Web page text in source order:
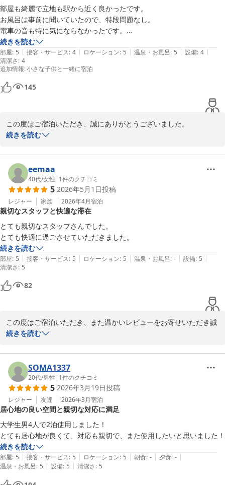
います。カタンのコマにつきましては確認のうえ対応いたします。
この度は誠にありがとうございました。
またお迎えできます日を心よりお待ちしております。
ＪＲ Ｍｏｂｉｌｅ Ｉｎｎ Ｓａｐｐｏｒｏ ｋｏｔｏｎｉ
2026-03-03
部屋も綺麗で立地も駅から近く良かったです。
お風呂は事前に聞いていたので、特段問題なし。
電車の音も特に気にならなかったです。
少し改善案としては、タオルが気のせいかもですが、少しカビ臭さがあ
ったこと。
物干し竿が付いていて良かったのですが、テレビの前で洗濯物を干すと
テレビが見えないので別の場所に欲しかったです。
後チェックインの際に電波が悪いのか全然会話が出来なかった部分が少
ただ楽しい3日間がこの部屋のおかげで快適に過ごせました。
ありがとうございます。
続きを読む
部屋: 5 | 接客・サービス: 4 | ロケーション: 5 | 温泉・お風呂: 5 | 設備: 4 |
清潔さ: 4
追加情報:小さな子供と一緒に宿泊
145
この度はご宿泊いただき、誠にありがとうございました。
と大変嬉しく思います。
一方で、ご不便をおかけした点もあり、申し訳ございません。いた
だいたご意見をもとに改善を検討してまいります。
温かいお言葉をありがとうございました。またのご利用を心よりお
待ちしております。
ＪＲ Ｍｏｂｉｌｅ Ｉｎｎ Ｓａｐｐｏｒｏ ｋｏｔｏｎｉ
2026-02-28
続きを読む
eemaa
40代/女性 | 1件のクチコミ
5 2026年5月1日投稿
レジャー 家族 2026年4月宿泊
親切なスタッフと快適な滞在
とても親切なスタッフさんでした。
とても快適に過ごさせていただきました。
続きを読む
部屋: 5 | 接客・サービス: 5 | ロケーション: 5 | 温泉・お風呂: - | 設備: 5 |
清潔さ: 5
82
この度はご宿泊いただき、また温かいレビューをお寄せいただき誠
にありがとうございます。
スタッフへの嬉しいお言葉をいただき、大変励みになります。ご滞
在中も快適にお過ごしいただけたようで安心いたしました。またお
近くへお越しの際は、ぜひお迎えできますことを心より楽しみにし
ております。
ＪＲ Ｍｏｂｉｌｅ Ｉｎｎ Ｓａｐｐｏｒｏ ｋｏｔｏｎｉ
2026-05-01
続きを読む
SOMA1337
20代/男性 | 1件のクチコミ
5 2026年3月19日投稿
レジャー 友達 2026年3月宿泊
居心地の良い空間と親切な対応に満足
大学生男4人で2泊使用しました！
とても居心地が良くて、対応も親切で、また使用したいと思いました！
続きを読む
部屋: 5 | 接客・サービス: 5 | ロケーション: 5 | 朝食: - | 夕食: - |
温泉・お風呂: 5 | 設備: 5 | 清潔さ: 5